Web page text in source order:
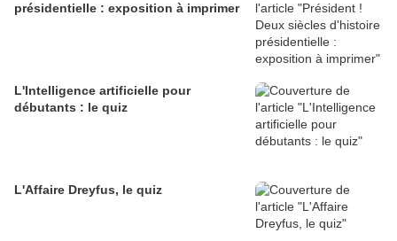
présidentielle : exposition à imprimer
L'Intelligence artificielle pour
débutants : le quiz
L'Affaire Dreyfus, le quiz